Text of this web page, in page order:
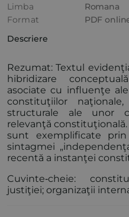
Limba
Romana
Format
PDF
Descriere
Rezumat: Textul
hibridizare
asociate cu influenţe
constituţiilor
structurale ale unor
relevanţă
sunt exemplificate
sintagmei
recentă a instanţei
Cuvinte‑cheie:
justiţiei; organizaţii